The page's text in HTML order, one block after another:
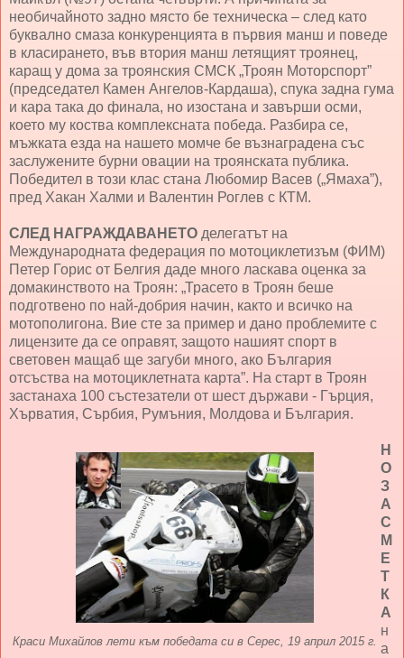
необичайното задно място бе техническа – след като
буквално смаза конкуренцията в първия манш и поведе
в класирането, във втория манш летящият троянец,
каращ у дома за троянския СМСК „Троян Моторспорт”
(председател Камен Ангелов-Кардаша), спука задна гума
и кара така до финала, но изостана и завърши осми,
което му коства комплексната победа. Разбира се,
мъжката езда на нашето момче бе възнаградена със
заслужените бурни овации на троянската публика.
Победител в този клас стана Любомир Васев („Ямаха”),
пред Хакан Халми и Валентин Роглев с КТМ.
СЛЕД НАГРАЖДАВАНЕТО делегатът на
Международната федерация по мотоциклетизъм (ФИМ)
Петер Горис от Белгия даде много ласкава оценка за
домакинството на Троян: „Трасето в Троян беше
подготвено по най-добрия начин, както и всичко на
мотополигона. Вие сте за пример и дано проблемите с
лицензите да се оправят, защото нашият спорт в
световен мащаб ще загуби много, ако България
отсъства на мотоциклетната карта”. На старт в Троян
застанаха 100 състезатели от шест държави - Гърция,
Хърватия, Сърбия, Румъния, Молдова и България.
Краси Михайлов лети към победата си в Серес, 19 април 2015 г.
Н
О
З
А
С
М
Е
Т
К
А
н
а